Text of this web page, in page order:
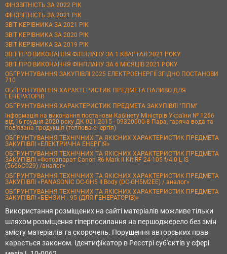
ФІНЗВІТНІСТЬ ЗА 2022 РІК
ФІНЗВІТНІСТЬ ЗА 2021 РІК
ЗВІТ КЕРІВНИКА ЗА 2021 РІК
ЗВІТ КЕРІВНИКА ЗА 2020 РІК
ЗВІТ КЕРІВНИКА ЗА 2019 РІК
ЗВІТ ПРО ВИКОНАННЯ ФІНПЛАНУ ЗА 1 КВАРТАЛ 2021 РОКУ
ЗВІТ ПРО ВИКОНАННЯ ФІНПЛАНУ ЗА 6 МІСЯЦІВ 2021 РОКУ
ОБҐРУНТУВАННЯ ЗАКУПІВЛІ 2025 ЕЛЕКТРОЕНЕРГІЇ ЗГІДНО ПОСТАНОВИ
710
ОБҐРУНТУВАННЯ ХАРАКТЕРИСТИК ПРЕДМЕТА ПАЛИВО ДЛЯ
ГЕНЕРАТОРІВ
ОБҐРУНТУВАННЯ ХАРАКТЕРИСТИК ПРЕДМЕТА ЗАКУПІВЛІ "ППМ"
Інформація на виконання постанови Кабінету Міністрів України № 1266
від 16 грудня 2020 року ДК 021:2015 - 09320000-8 Пара, гаряча вода та
пов’язана продукція (теплова енергія)
ОБҐРУНТУВАННЯ ТЕХНІЧНИХ ТА ЯКІСНИХ ХАРАКТЕРИСТИК ПРЕДМЕТА
ЗАКУПІВЛІ «ЕЛЕКТРИЧНА ЕНЕРГІЯ»
ОБҐРУНТУВАННЯ ТЕХНІЧНИХ ТА ЯКІСНИХ ХАРАКТЕРИСТИК ПРЕДМЕТА
ЗАКУПІВЛІ «Фотоапарат Canon R6 Mark II Kit RF 24-105 f/4.0 L IS
(5666C029) /аналог»
ОБҐРУНТУВАННЯ ТЕХНІЧНИХ ТА ЯКІСНИХ ХАРАКТЕРИСТИК ПРЕДМЕТА
ЗАКУПІВЛІ «PANASONIC DC-GH5 II Body (DC-GH5M2EE) / аналог»
ОБҐРУНТУВАННЯ ТЕХНІЧНИХ ТА ЯКІСНИХ ХАРАКТЕРИСТИК ПРЕДМЕТА
ЗАКУПІВЛІ «БЕНЗИН - 95 (ДЛЯ ГЕНЕРАТОРІВ)»
Використання розміщених на сайті матеріалів можливе тільки
шляхом розміщення гіперпосилання на першоджерело без змін
змісту матеріалів та скорочень. Порушення авторських прав
карається законом. Ідентифікатор в Реєстрі суб'єктів у сфері